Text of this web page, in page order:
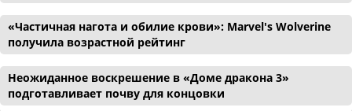
«Частичная нагота и обилие крови»: Marvel's Wolverine
получила возрастной рейтинг
Неожиданное воскрешение в «Доме дракона 3»
подготавливает почву для концовки